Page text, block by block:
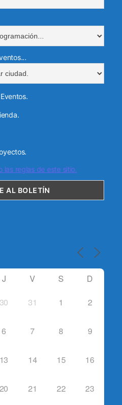
las reglas de este sitio.
J V S D
30 31 1 2
6 7 8 9
13 14 15 16
20 21 22 23